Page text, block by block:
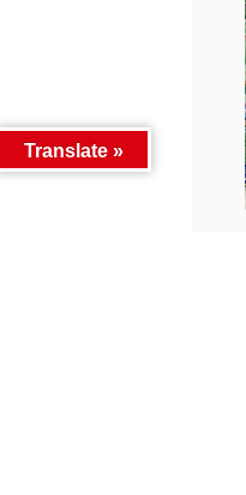
Translate »